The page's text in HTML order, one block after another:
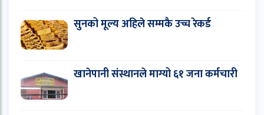
सुनको मूल्य अहिले सम्मकै उच्च रेकर्ड
खानेपानी संस्थानले माग्यो ६१ जना कर्मचारी